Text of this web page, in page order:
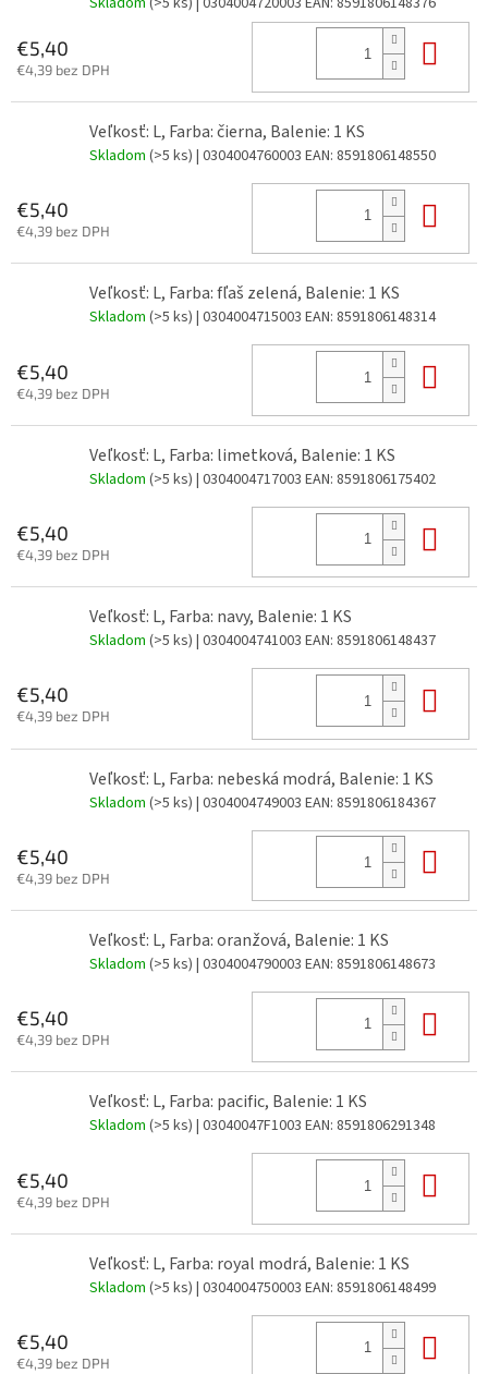
€5,40
€4,39 bez DPH
Veľkosť: L, Farba: čierna, Balenie: 1 KS
Skladom (>5 ks) | 0304004760003 EAN: 8591806148550
€5,40
€4,39 bez DPH
Veľkosť: L, Farba: fľaš zelená, Balenie: 1 KS
Skladom (>5 ks) | 0304004715003 EAN: 8591806148314
€5,40
€4,39 bez DPH
Veľkosť: L, Farba: limetková, Balenie: 1 KS
Skladom (>5 ks) | 0304004717003 EAN: 8591806175402
€5,40
€4,39 bez DPH
Veľkosť: L, Farba: navy, Balenie: 1 KS
Skladom (>5 ks) | 0304004741003 EAN: 8591806148437
€5,40
€4,39 bez DPH
Veľkosť: L, Farba: nebeská modrá, Balenie: 1 KS
Skladom (>5 ks) | 0304004749003 EAN: 8591806184367
€5,40
€4,39 bez DPH
Veľkosť: L, Farba: oranžová, Balenie: 1 KS
Skladom (>5 ks) | 0304004790003 EAN: 8591806148673
€5,40
€4,39 bez DPH
Veľkosť: L, Farba: pacific, Balenie: 1 KS
Skladom (>5 ks) | 03040047F1003 EAN: 8591806291348
€5,40
€4,39 bez DPH
Veľkosť: L, Farba: royal modrá, Balenie: 1 KS
Skladom (>5 ks) | 0304004750003 EAN: 8591806148499
€5,40
€4,39 bez DPH